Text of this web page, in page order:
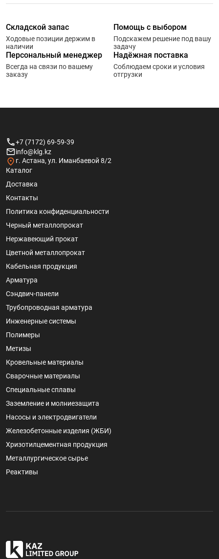
Складской запас
Ходовые позиции держим в
наличии
Помощь с выбором
Подскажем решение под вашу
задачу
Персональный менеджер
Всегда на связи по вашему
заказу
Надёжная поставка
Соблюдаем сроки и условия
отгрузки
+7 (7172) 69-59-39
info@klg.kz
г. Астана, ул. Иманбаевой 8/2
Каталог
Доставка
Контакты
Политика конфиденциальности
Черный металлопрокат
Нержавеющий прокат
Цветной металлопрокат
Кабельная продукция
Арматура
Сэндвич-панели
Трубопроводная арматура
Инженерные системы
Полимеры
Метизы
Кровельные материалы
Сварочные материалы
Специальные сплавы
Заземление и молниезащита
Насосы и электродвигатели
Железобетонные изделия (ЖБИ)
Хризотилцементная продукция
Металлургическое сырье
Реактивы